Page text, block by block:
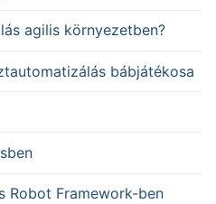
agilis környezetben?
bábjátékosa
Robot Framework-ben